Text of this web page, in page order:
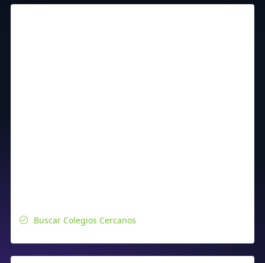
Buscar Colegios Cercanos